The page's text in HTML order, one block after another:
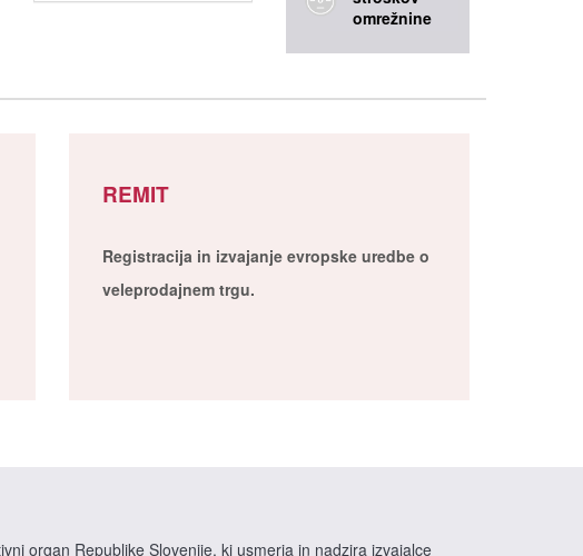
omrežnine
REMIT
Registracija in izvajanje evropske uredbe o
veleprodajnem trgu.
organ Republike Slovenije, ki usmerja in nadzira izvajalce